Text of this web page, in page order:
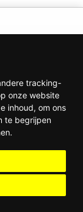
tracking-
onze website
inhoud, om ons
te begrijpen